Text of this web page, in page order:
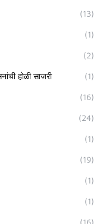
(13)
(1)
(2)
होळी साजरी (1)
(16)
(24)
(1)
(19)
(1)
(1)
(16)